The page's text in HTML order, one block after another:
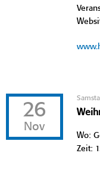
26
Nov
Wo:
Zeit: